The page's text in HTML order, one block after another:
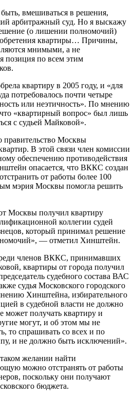
вмешиваться в решения,
арбитражный суд. Но я выскажу
(о лишении полномочий)
квартиры… Причины,
мнимыми, а не
позиция по всем этим
квартиру в 2005 году, и «для
потребовалось почти четыре
или неэтичность». По мнению
«квартирный вопрос» был лишь
с судьей Майковой».
правительство Москвы
В этой связи член комиссии
обеспечению противодействия
опасается, что ВККС создан
от работы более 100
мэрия Москвы помогла решить
Москвы получил квартиру
коллегии судей
который принимал решение
— отметил Хинштейн.
членов ВККС, принимавших
квартиры от города получил
судебного состава ВАС
судья Московского городского
Хинштейна, избирательного
в судебной власти не должно
получать квартиру и
могут, и об этом мы не
то спрашивать со всех и по
и не должно быть исключений».
желании найти
можно отстранять от работы
поскольку они получают
бюджета.